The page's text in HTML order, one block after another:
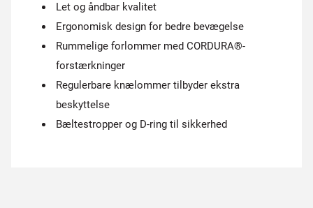
Let og åndbar kvalitet
Ergonomisk design for bedre bevægelse
Rummelige forlommer med CORDURA®-
forstærkninger
Regulerbare knælommer tilbyder ekstra
beskyttelse
Bæltestropper og D-ring til sikkerhed